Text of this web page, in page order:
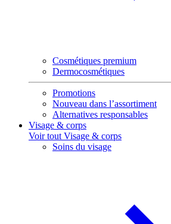
Cosmétiques premium
Dermocosmétiques
Promotions
Nouveau dans l’assortiment
Alternatives responsables
Visage & corps
Voir tout Visage & corps
Soins du visage